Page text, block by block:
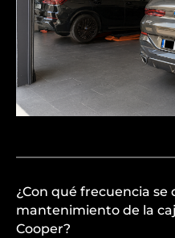
¿Con qué frecuencia se
mantenimiento de la
Cooper?